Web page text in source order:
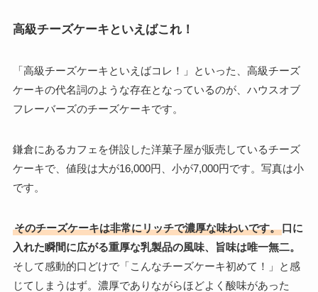
高級チーズケーキといえばこれ！
「高級チーズケーキといえばコレ！」といった、高級チーズ
ケーキの代名詞のような存在となっているのが、ハウスオブ
フレーバーズのチーズケーキです。
鎌倉にあるカフェを併設した洋菓子屋が販売しているチーズ
ケーキで、値段は大が16,000円、小が7,000円です。写真は小
です。
そのチーズケーキは非常にリッチで濃厚な味わいです。口に
入れた瞬間に広がる重厚な乳製品の風味、旨味は唯一無二。
そして感動的口どけで「こんなチーズケーキ初めて！」と感
じてしまうはず。濃厚でありながらほどよく酸味があった